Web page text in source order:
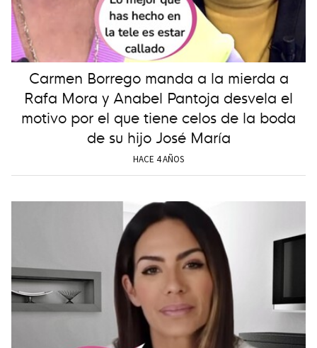
Carmen Borrego manda a la mierda a
Rafa Mora y Anabel Pantoja desvela el
motivo por el que tiene celos de la boda
de su hijo José María
HACE 4 AÑOS